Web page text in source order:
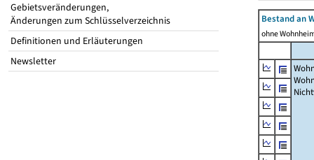
Gebietsveränderungen,
Änderungen zum Schlüsselverzeichnis
Definitionen und Erläuterungen
Newsletter
Bestand an
ohne